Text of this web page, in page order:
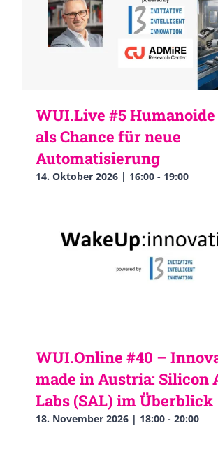
WUI.Live #5
als Chance für neue
Automatisierung
14. Oktober 2026 | 16:00 - 19:00
WUI.Online #40 –
made in Austria: Silicon
Labs (SAL) im Überblick
18. November 2026 | 18:00 - 20:00